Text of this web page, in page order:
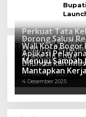
Teknologi
Perkuat Tata
Transparan dan
Luncurkan
8 Juli 2026
Dorong Salusi
Dukung
8 April 2026
Wali Kota Bogor
Trase Uji Coba
7 Januari 2026
Aplikasi
Diluncurkan:
Lebih Cepat,
12 Desember 2025
Menuju
Mantapkan Kerja
4 Desember 2025